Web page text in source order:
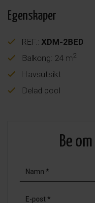
Egenskaper
REF.: XDM-2BED
Balkong: 24 m2
Havsutsikt
Delad pool
Be